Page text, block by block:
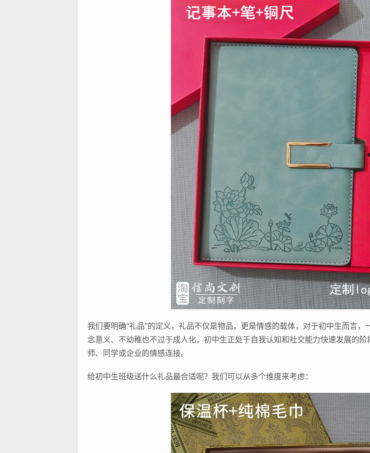
我们要明确“礼品”的定义，礼品不仅是物品，更是情感的载体，对于初中生而言
念意义、不幼稚也不过于成人化，初中生正处于自我认知和社交能力快速发展的
师、同学或企业的情感连接。
给初中生班级送什么礼品最合适呢？我们可以从多个维度来考虑：